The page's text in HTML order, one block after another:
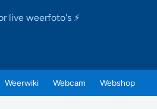
live weerfoto's ⚡
Weerwiki Webcam Webshop